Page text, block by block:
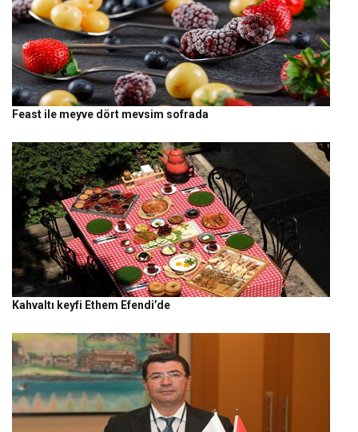
Feast ile meyve dört mevsim sofrada
Kahvaltı keyfi Ethem Efendi’de